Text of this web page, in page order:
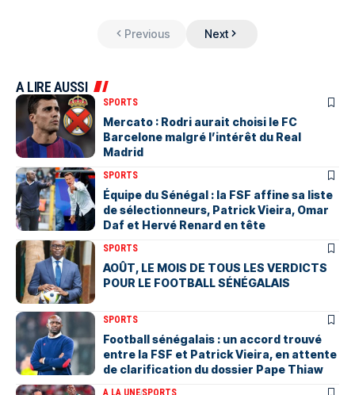
Previous Next
A LIRE AUSSI
SPORTS
Mercato : Rodri aurait choisi le FC
Barcelone malgré l’intérêt du Real
Madrid
SPORTS
Équipe du Sénégal : la FSF affine sa liste
de sélectionneurs, Patrick Vieira, Omar
Daf et Hervé Renard en tête
SPORTS
AOÛT, LE MOIS DE TOUS LES VERDICTS
POUR LE FOOTBALL SÉNÉGALAIS
SPORTS
Football sénégalais : un accord trouvé
entre la FSF et Patrick Vieira, en attente
de clarification du dossier Pape Thiaw
A LA UNESPORTS